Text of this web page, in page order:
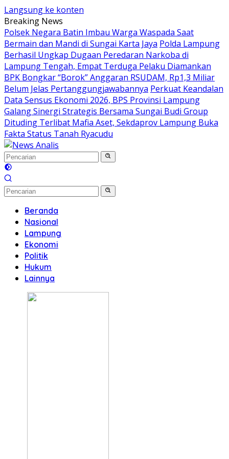
Langsung ke konten
Breaking News
Polsek Negara Batin Imbau Warga Waspada Saat
Bermain dan Mandi di Sungai Karta Jaya Polda Lampung
Berhasil Ungkap Dugaan Peredaran Narkoba di
Lampung Tengah, Empat Terduga Pelaku Diamankan
BPK Bongkar “Borok” Anggaran RSUDAM, Rp1,3 Miliar
Belum Jelas Pertanggungjawabannya Perkuat Keandalan
Data Sensus Ekonomi 2026, BPS Provinsi Lampung
Galang Sinergi Strategis Bersama Sungai Budi Group
Dituding Terlibat Mafia Aset, Sekdaprov Lampung Buka
Fakta Status Tanah Ryacudu
Beranda
Nasional
Lampung
Ekonomi
Politik
Hukum
Lainnya